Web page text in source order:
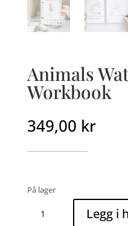
Animals
Workbook
349,00 kr
På lager
Watercolor
Legg i